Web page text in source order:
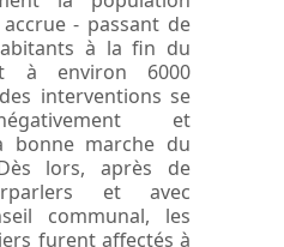
- passant de
à la fin du
à environ 6000
interventions se
et
bonne marche du
lors, après de
et avec
communal, les
furent affectés à